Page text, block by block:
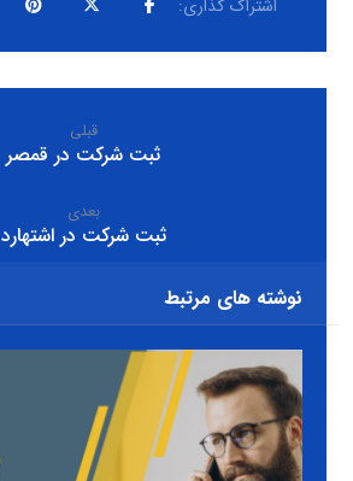
قبلی
ثبت شرکت در قمصر
بعدی
ثبت شرکت در اشتهارد
نوشته های مرتبط